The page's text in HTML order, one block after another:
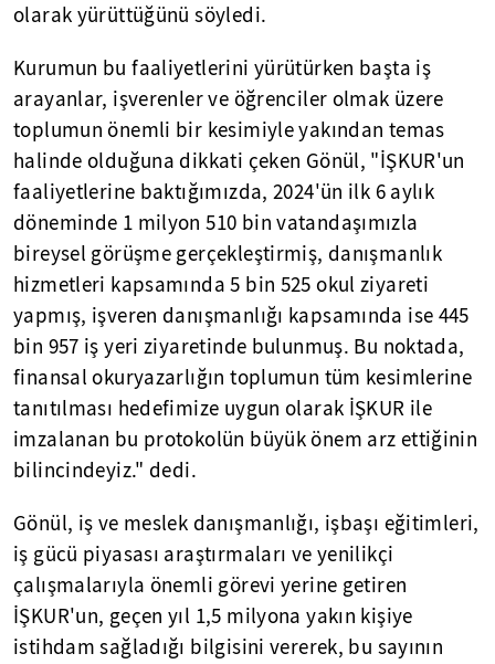
olarak yürüttüğünü söyledi.
Kurumun bu faaliyetlerini yürütürken başta iş
arayanlar, işverenler ve öğrenciler olmak üzere
toplumun önemli bir kesimiyle yakından temas
halinde olduğuna dikkati çeken Gönül, "İŞKUR'un
faaliyetlerine baktığımızda, 2024'ün ilk 6 aylık
döneminde 1 milyon 510 bin vatandaşımızla
bireysel görüşme gerçekleştirmiş, danışmanlık
hizmetleri kapsamında 5 bin 525 okul ziyareti
yapmış, işveren danışmanlığı kapsamında ise 445
bin 957 iş yeri ziyaretinde bulunmuş. Bu noktada,
finansal okuryazarlığın toplumun tüm kesimlerine
tanıtılması hedefimize uygun olarak İŞKUR ile
imzalanan bu protokolün büyük önem arz ettiğinin
bilincindeyiz." dedi.
Gönül, iş ve meslek danışmanlığı, işbaşı eğitimleri,
iş gücü piyasası araştırmaları ve yenilikçi
çalışmalarıyla önemli görevi yerine getiren
İŞKUR'un, geçen yıl 1,5 milyona yakın kişiye
istihdam sağladığı bilgisini vererek, bu sayının